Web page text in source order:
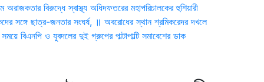
অরাজকতার বিরুদ্ধে স্বাস্থ্য অধিদফতরের মহাপরিচালকের হুশিয়ারী
সঙ্গে ছাত্র-জনতার সংঘর্ষ, ॥ অবরোধের স্থান শ্রমিকরেদর দখলে
বিএনপি ও যুবদলের দুই গ্রুপের পাল্টাপাল্টি সমাবেশের ডাক